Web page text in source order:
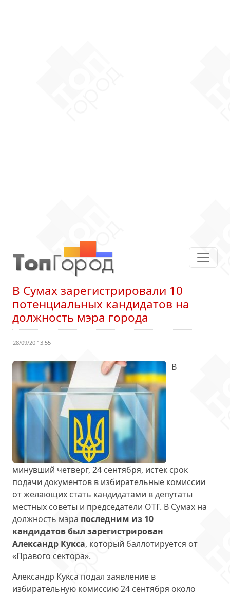
В Сумах зарегистрировали 10
потенциальных кандидатов на
должность мэра города
28/09/20 13:55
В
минувший четверг, 24 сентября, истек срок
подачи документов в избирательные комиссии
от желающих стать кандидатами в депутаты
местных советы и председатели ОТГ. В Сумах на
должность мэра последним из 10
кандидатов был зарегистрирован
Александр Кукса, который баллотируется от
«Правого сектора».
Александр Кукса подал заявление в
избирательную комиссию 24 сентября около